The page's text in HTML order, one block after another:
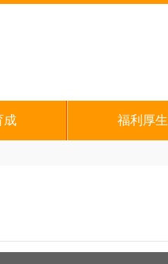
成 福利厚生